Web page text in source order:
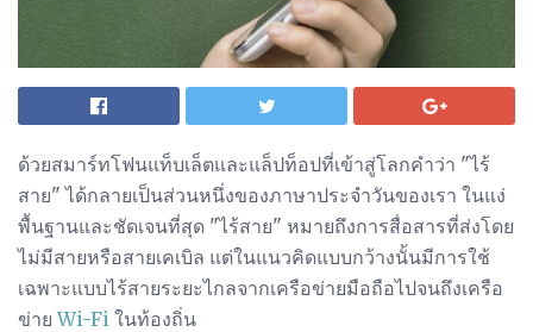
ด้วยสมาร์ทโฟนแท็บเล็ตและแล็ปท็อปที่เข้าสู่โลกคำว่า "ไร้
สาย" ได้กลายเป็นส่วนหนึ่งของภาษาประจำวันของเรา ในแง่
พื้นฐานและชัดเจนที่สุด "ไร้สาย" หมายถึงการสื่อสารที่ส่งโดย
ไม่มีสายหรือสายเคเบิล แต่ในแนวคิดแบบกว้างนั้นมีการใช้
เฉพาะแบบไร้สายระยะไกลจากเครือข่ายมือถือไปจนถึงเครือ
ข่ายWi-Fi ในท้องถิ่น